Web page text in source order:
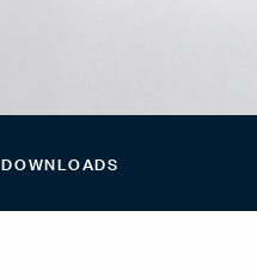
DOWNLOADS